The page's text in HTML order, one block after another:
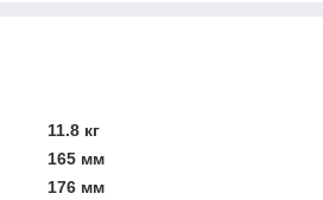
11.8 кг
165 мм
176 мм